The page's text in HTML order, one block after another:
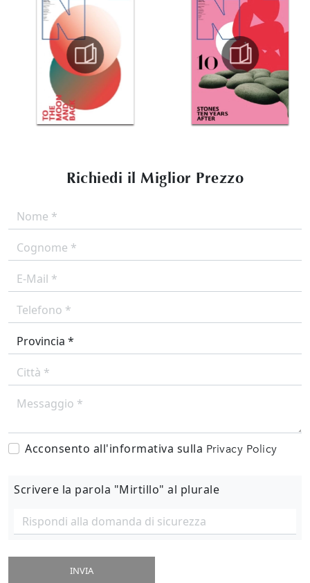
Richiedi il Miglior Prezzo
Acconsento all'informativa sulla Privacy Policy
Scrivere la parola "Mirtillo" al plurale
INVIA